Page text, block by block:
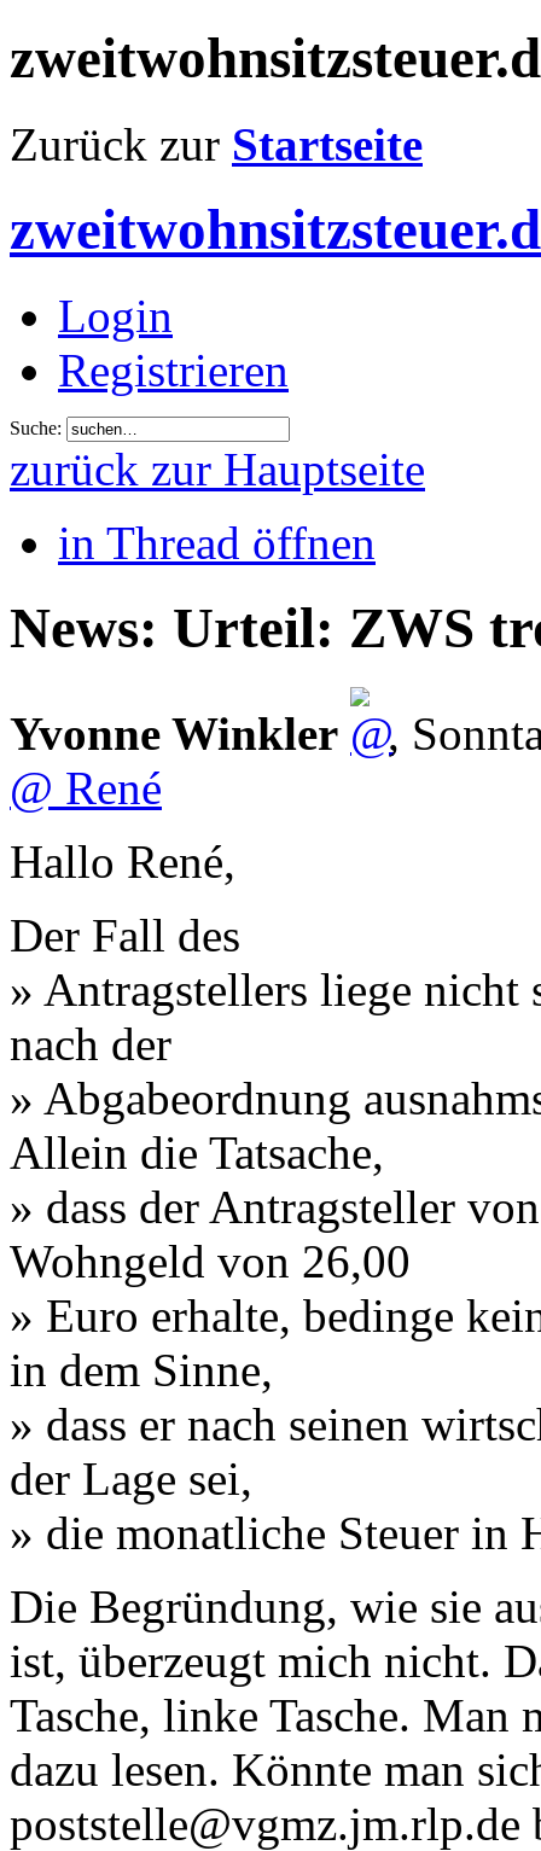
Zurück zur Startseite
Login
Registrieren
Suche:
zurück zur Hauptseite
in Thread öffnen
News: Urteil: ZWS
Yvonne Winkler ,
@ René
Hallo René,
Der Fall des
» Antragstellers liege nicht
nach der
» Abgabeordnung
Allein die Tatsache,
» dass der Antragsteller
Wohngeld von 26,00
» Euro erhalte, bedinge
in dem Sinne,
» dass er nach seinen
der Lage sei,
» die monatliche Steuer in
Die Begründung, wie sie
ist, überzeugt mich nicht.
Tasche, linke Tasche. Man
dazu lesen. Könnte man
poststelle@vgmz.jm.rlp.de